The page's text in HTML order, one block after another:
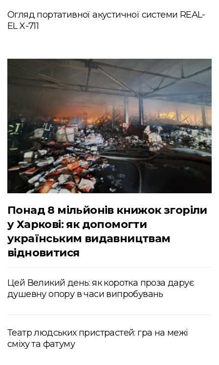
Огляд портативної акустичної системи REAL-
EL X-711
Понад 8 мільйонів книжок згоріли
у Харкові: як допомогти
українським видавництвам
відновитися
Цей Великий день: як коротка проза дарує
душевну опору в часи випробувань
Театр людських пристрастей: гра на межі
сміху та фатуму